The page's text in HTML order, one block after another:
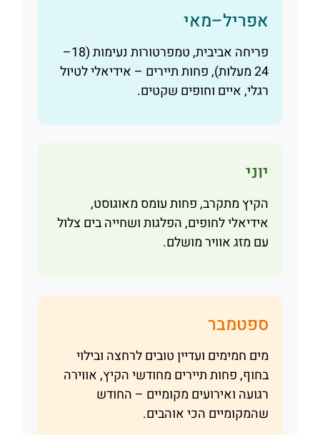
אפריל–מאי
פריחה אביבית, טמפרטורות נעימות (18–
24 מעלות), פחות תיירים – אידיאלי לטיול
רגלי, איים וחופים שקטים.
הקיץ מתקרב, פחות עומס מאוגוסט,
אידיאלי לחופים, הפלגות ושחייה בים צלול
עם מזג אוויר מושלם.
ספטמבר
מים חמימים ועדיין טובים לרחצה ובילוי
בחוף, פחות תיירים מחודשי הקיץ, אווירה
רגועה ואירועים מקומיים – החודש
שהמקומיים הכי אוהבים.